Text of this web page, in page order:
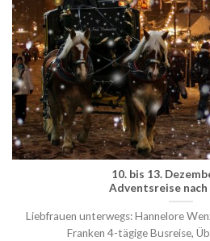
10. bis 13.
Adventsreise nach
Liebfrauen unterwegs: Hannelore
Franken 4-tägige Busreise,